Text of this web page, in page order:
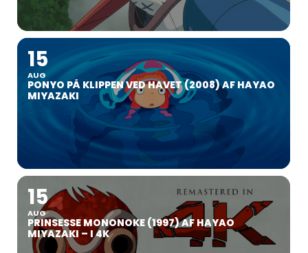
15
AUG
PONYO PÅ KLIPPEN VED HAVET (2008) AF HAYAO
MIYAZAKI
15
AUG
PRINSESSE MONONOKE (1997) AF HAYAO
MIYAZAKI – I 4K